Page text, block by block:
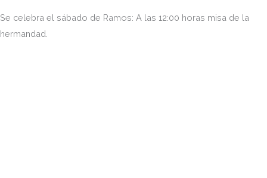
Se celebra el sábado de Ramos: A las 12:00 horas misa de la
hermandad.